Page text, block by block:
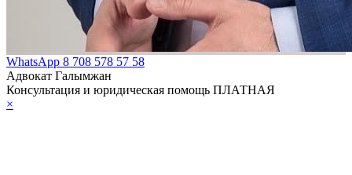
WhatsApp 8 708 578 57 58
Адвокат Галымжан
Консультация и юридическая помощь ПЛАТНАЯ
×